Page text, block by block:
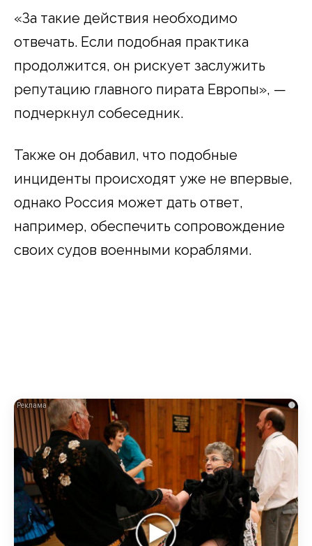
«За такие действия необходимо
отвечать. Если подобная практика
продолжится, он рискует заслужить
репутацию главного пирата Европы», —
подчеркнул собеседник.
Также он добавил, что подобные
инциденты происходят уже не впервые,
однако Россия может дать ответ,
например, обеспечить сопровождение
своих судов военными кораблями.
i